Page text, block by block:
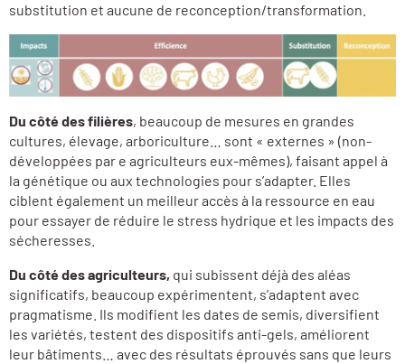
substitution et aucune de reconception/transformation.
Du côté des filières, beaucoup de mesures en grandes
cultures, élevage, arboriculture… sont « externes » (non-
développées par e agriculteurs eux-mêmes), faisant appel à
la génétique ou aux technologies pour s’adapter. Elles
ciblent également un meilleur accès à la ressource en eau
pour essayer de réduire le stress hydrique et les impacts des
sécheresses.
Du côté des agriculteurs, qui subissent déjà des aléas
significatifs, beaucoup expérimentent, s’adaptent avec
pragmatisme. Ils modifient les dates de semis, diversifient
les variétés, testent des dispositifs anti-gels, améliorent
leur bâtiments… avec des résultats éprouvés sans que leurs